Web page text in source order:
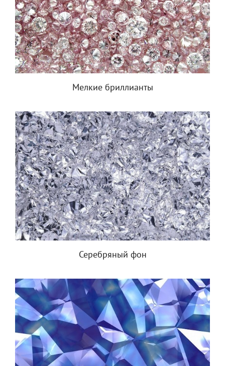
Мелкие бриллианты
Серебряный фон